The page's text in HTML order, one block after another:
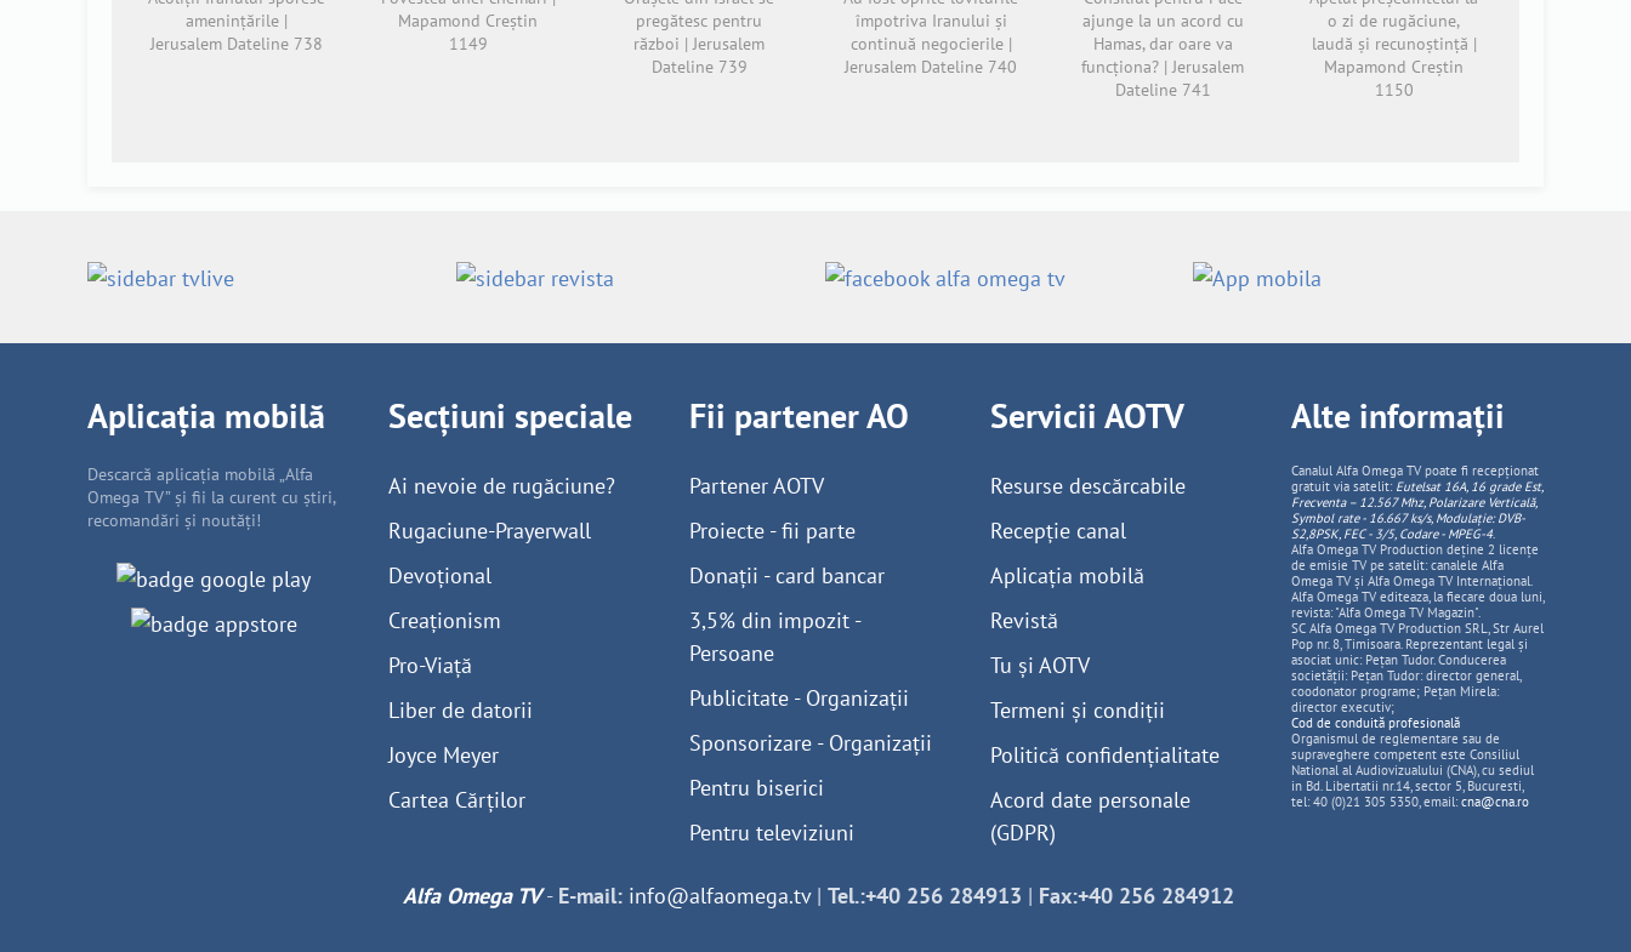
amenințările |
Jerusalem Dateline 738
Mapamond Creștin
1149
pregătesc pentru
război | Jerusalem
Dateline 739
împotriva Iranului și
continuă negocierile |
Jerusalem Dateline 740
ajunge la un acord cu
Hamas, dar oare va
funcționa? | Jerusalem
Dateline 741
o zi de rugăciune,
laudă și recunoștință |
Mapamond Creștin
1150
Aplicația mobilă
Descarcă aplicația mobilă „Alfa
Omega TV” și fii la curent cu știri,
recomandări și noutăți!
Secțiuni speciale
Ai nevoie de rugăciune?
Rugaciune-Prayerwall
Devoțional
Creaționism
Pro-Viață
Liber de datorii
Joyce Meyer
Cartea Cărților
Fii partener AO
Partener AOTV
Proiecte - fii parte
Donații - card bancar
3,5% din impozit -
Persoane
Publicitate - Organizații
Sponsorizare - Organizații
Pentru biserici
Pentru televiziuni
Servicii AOTV
Resurse descărcabile
Recepție canal
Aplicația mobilă
Revistă
Tu și AOTV
Termeni și condiții
Politică confidențialitate
Acord date personale
(GDPR)
Alte informații
Canalul Alfa Omega TV poate fi recepționat
gratuit via satelit: Eutelsat 16A, 16 grade Est,
Frecventa – 12.567 Mhz, PolarizareVerticală,
Symbol rate - 16.667 ks/s, Modulație: DVB-
S2,8PSK, FEC - 3/5, Codare - MPEG-4.
Alfa Omega TV Production deține 2 licențe
de emisie TV pe satelit: canalele Alfa
Omega TV și Alfa Omega TV Internațional.
Alfa Omega TV editeaza, la fiecare doua luni,
revista: "Alfa Omega TV Magazin".
SC Alfa Omega TV Production SRL, Str Aurel
Pop nr. 8, Timisoara. Reprezentant legal și
asociat unic: Pețan Tudor. Conducerea
societății: Pețan Tudor: director general,
coodonator programe; Pețan Mirela:
director executiv;
Cod de conduită profesională
Organismul de reglementare sau de
supraveghere competent este Consiliul
National al Audiovizualului (CNA), cu sediul
in Bd. Libertatii nr.14, sector 5, Bucuresti,
tel: 40 (0)21 305 5350, email: cna@cna.ro
Alfa Omega TV- E-mail: info@alfaomega.tv| Tel.:+40 256 284913 | Fax:+40 256 284912